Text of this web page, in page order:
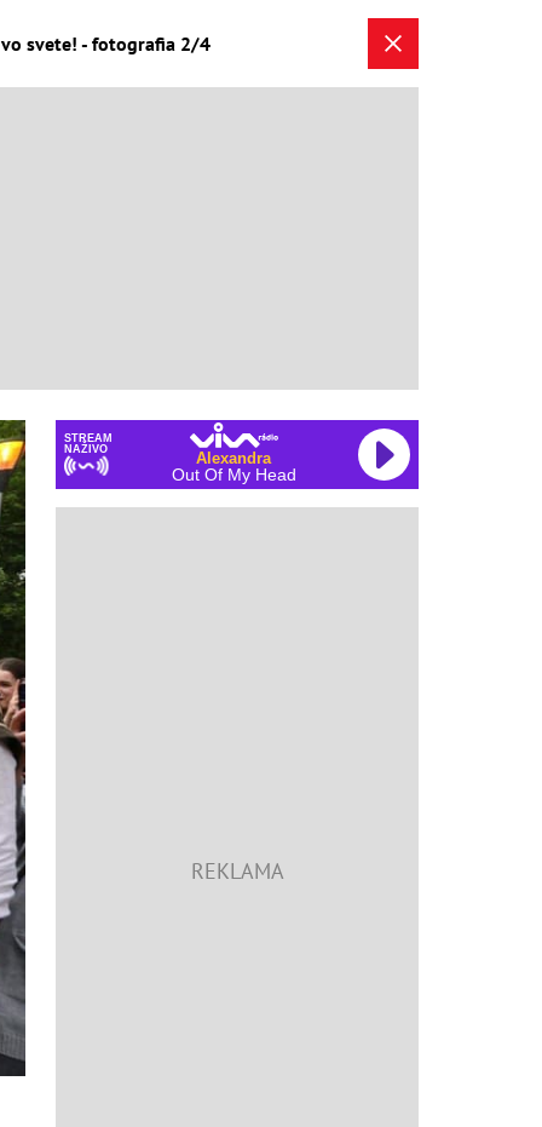
svete! - fotografia 2/4
STREAM
NAŽIVO
Alexandra
Out Of My Head